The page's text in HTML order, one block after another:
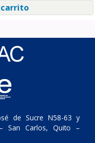
de Sucre N58-63 y
San Carlos, Quito –